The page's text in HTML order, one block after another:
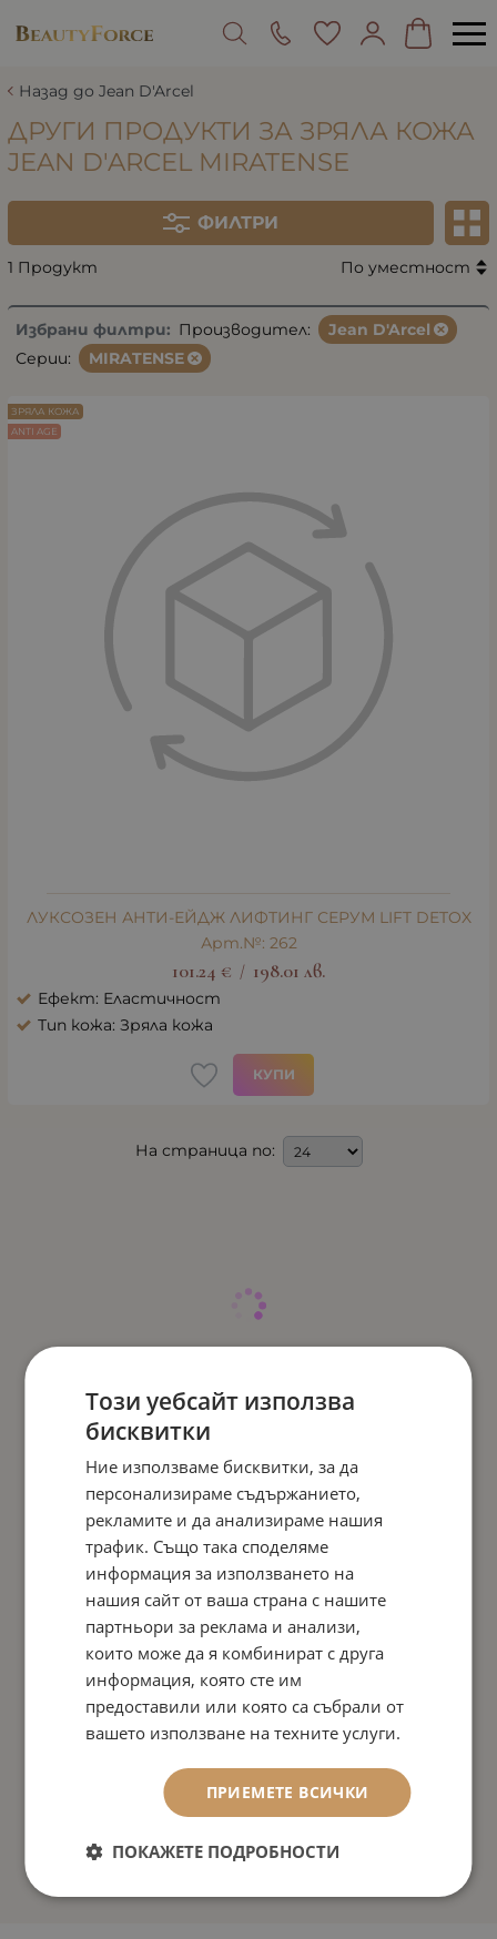
Назад до Jean D'Arcel
ДРУГИ ПРОДУКТИ ЗА ЗРЯЛА КОЖА
JEAN D'ARCEL MIRATENSE
ФИЛТРИ
1 Продукт По уместност
Избрани филтри: Производител:
Jean D'Arcel
Серии:
MIRATENSE
ЛУКСОЗЕН АНТИ-ЕЙДЖ ЛИФТИНГ СЕРУМ LIFT DETOX
Арт.№: 262
101.24 € / 198.01 лв.
Ефект: Еластичност
Тип кожа: Зряла кожа
КУПИ
ЗРЯЛА КОЖА
ANTI AGE
На страница по:
Този уебсайт използва
бисквитки
Ние използваме бисквитки, за да
персонализираме съдържанието,
рекламите и да анализираме нашия
трафик. Също така споделяме
информация за използването на
нашия сайт от ваша страна с нашите
партньори за реклама и анализи,
които може да я комбинират с друга
информация, която сте им
предоставили или която са събрали от
вашето използване на техните услуги.
ПРИЕМЕТЕ ВСИЧКИ
ПОКАЖЕТЕ ПОДРОБНОСТИ